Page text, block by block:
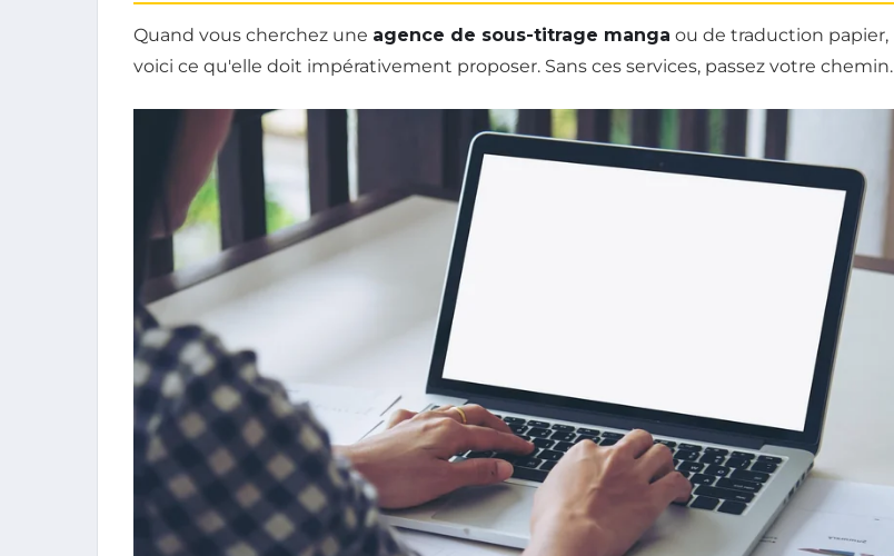
Quand vous cherchez une agence de sous-titrage manga ou de traduction papier,
voici ce qu'elle doit impérativement proposer. Sans ces services, passez votre chemin.